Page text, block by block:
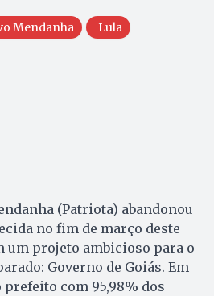
Mendanha Lula
(Patriota) abandonou
no fim de março deste
um projeto ambicioso para o
Governo de Goiás. Em
com 95,98% dos